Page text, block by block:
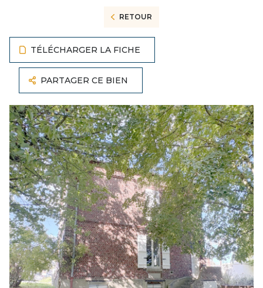
RETOUR
TÉLÉCHARGER LA FICHE
PARTAGER CE BIEN